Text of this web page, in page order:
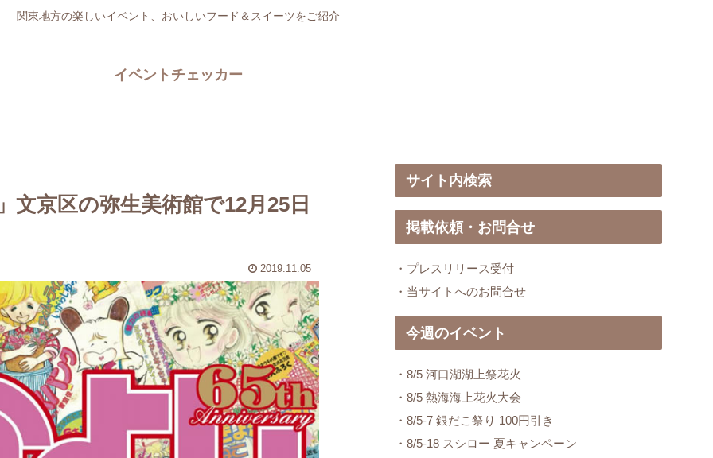
関東地方の楽しいイベント、おいしいフード＆スイーツをご紹介
イベントチェッカー
文京区の弥生美術館で12月25日
2019.11.05
サイト内検索
掲載依頼・お問合せ
・プレスリリース受付
・当サイトへのお問合せ
今週のイベント
・8/5 河口湖湖上祭花火
・8/5 熱海海上花火大会
・8/5-7 銀だこ祭り 100円引き
・8/5-18 スシロー 夏キャンペーン